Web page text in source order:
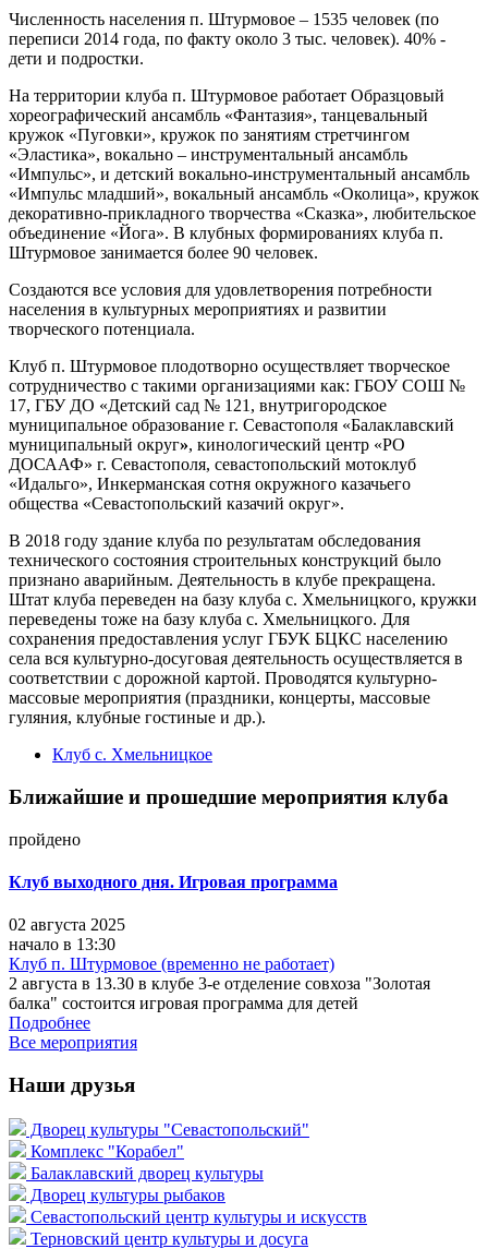
Численность населения п. Штурмовое – 1535 человек (по
переписи 2014 года, по факту около 3 тыс. человек). 40% -
дети и подростки.
На территории клуба п. Штурмовое работает Образцовый
хореографический ансамбль «Фантазия», танцевальный
кружок «Пуговки», кружок по занятиям стретчингом
«Эластика», вокально – инструментальный ансамбль
«Импульс», и детский вокально-инструментальный ансамбль
«Импульс младший», вокальный ансамбль «Околица», кружок
декоративно-прикладного творчества «Сказка», любительское
объединение «Йога». В клубных формированиях клуба п.
Штурмовое занимается более 90 человек.
Создаются все условия для удовлетворения потребности
населения в культурных мероприятиях и развитии
творческого потенциала.
Клуб п. Штурмовое плодотворно осуществляет творческое
сотрудничество с такими организациями как: ГБОУ СОШ №
17, ГБУ ДО «Детский сад № 121, внутригородское
муниципальное образование г. Севастополя «Балаклавский
муниципальный округ», кинологический центр «РО
ДОСААФ» г. Севастополя, севастопольский мотоклуб
«Идальго», Инкерманская сотня окружного казачьего
общества «Севастопольский казачий округ».
В 2018 году здание клуба по результатам обследования
технического состояния строительных конструкций было
признано аварийным. Деятельность в клубе прекращена.
Штат клуба переведен на базу клуба с. Хмельницкого, кружки
переведены тоже на базу клуба с. Хмельницкого. Для
сохранения предоставления услуг ГБУК БЦКС населению
села вся культурно-досуговая деятельность осуществляется в
соответствии с дорожной картой. Проводятся культурно-
массовые мероприятия (праздники, концерты, массовые
гуляния, клубные гостиные и др.).
Клуб с. Хмельницкое
Ближайшие и прошедшие мероприятия клуба
пройдено
Клуб выходного дня. Игровая программа
02 августа 2025
начало в 13:30
Клуб п. Штурмовое (временно не работает)
2 августа в 13.30 в клубе 3-е отделение совхоза "Золотая
балка" состоится игровая программа для детей
Подробнее
Все мероприятия
Наши друзья
Дворец культуры "Севастопольский"
Комплекс "Корабел"
Балаклавский дворец культуры
Дворец культуры рыбаков
Севастопольский центр культуры и искусств
Терновский центр культуры и досуга